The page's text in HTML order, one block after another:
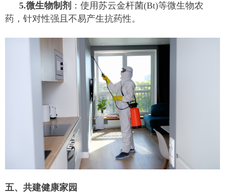
5.微生物制剂 ：使用苏云金杆菌(Bt)等微生物农
药，针对性强且不易产生抗药性。
五、共建健康家园